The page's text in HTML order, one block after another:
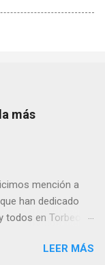
más
mención a
han dedicado
todos en Torbeo
por sus
LEER MÁS